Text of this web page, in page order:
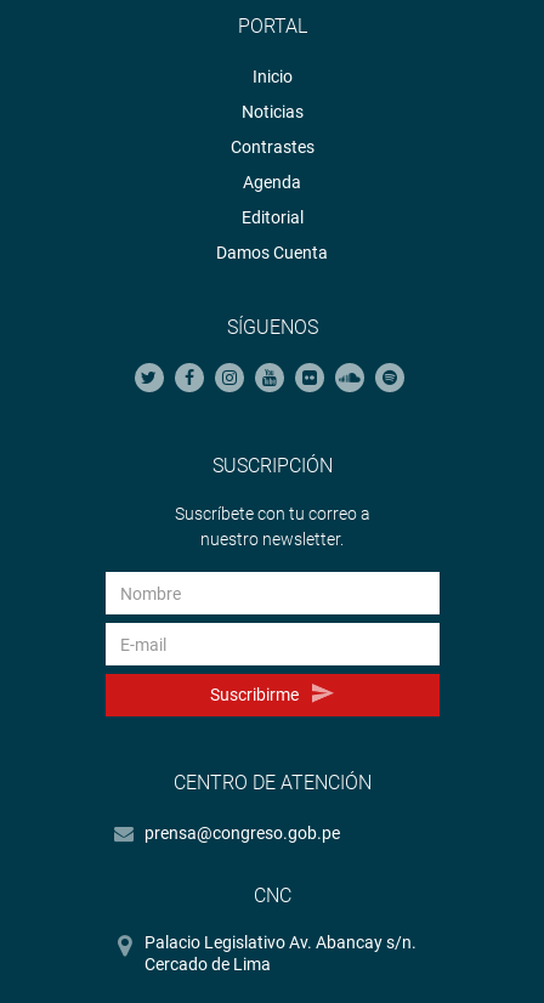
PORTAL
Inicio
Noticias
Contrastes
Agenda
Editorial
Damos Cuenta
SÍGUENOS
SUSCRIPCIÓN
Suscríbete con tu correo a
nuestro newsletter.
Suscribirme
CENTRO DE ATENCIÓN
prensa@congreso.gob.pe
CNC
Palacio Legislativo Av. Abancay s/n.
Cercado de Lima